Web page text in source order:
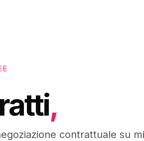
,
contrattuale su